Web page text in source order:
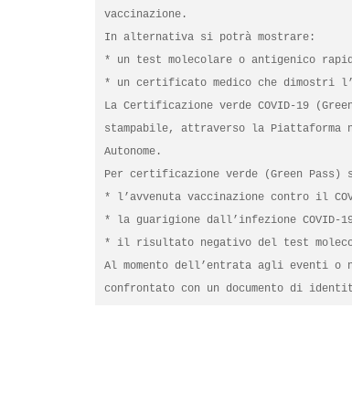
vaccinazione.
In alternativa si potrà mostrare:
* un test molecolare o antigenico
* un certificato medico che dimostri
La Certificazione verde COVID-19
stampabile, attraverso la Piattaforma
Autonome.
Per certificazione verde (Green
* l’avvenuta vaccinazione contro il
* la guarigione dall’infezione COVID-
* il risultato negativo del test
Al momento dell’entrata agli eventi o
confrontato con un documento di